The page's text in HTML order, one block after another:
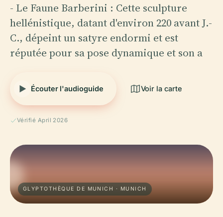
- Le Faune Barberini : Cette sculpture
hellénistique, datant d'environ 220 avant J.-
C., dépeint un satyre endormi et est
réputée pour sa pose dynamique et son a
Écouter l'audioguide Voir la carte
Vérifié April 2026
GLYPTOTHÈQUE DE MUNICH · MUNICH